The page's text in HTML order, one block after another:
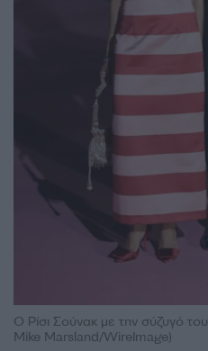
Ο Ρίσι Σούνακ με την σύζυγό
Mike Marsland/WireImage)